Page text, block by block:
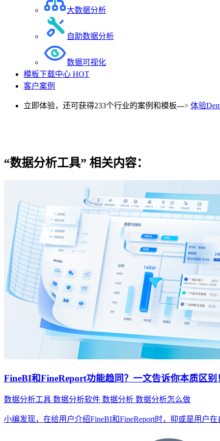
大数据分析
自助数据分析
数据可视化
模板下载中心 HOT
客户案例
立即体验，还可获得233个行业的案例和模板---> 体验
“数据分析工具” 相关内容：
FineBI和FineReport功能趋同？一文告诉你本质区别
数据分析工具 数据分析软件 数据分析 数据分析怎么做
小编发现，在给用户介绍FineBI和FineReport时，抑或是用